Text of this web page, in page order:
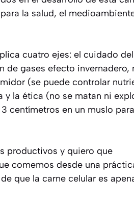
la salud, el
cuatro ejes: el cuidado del
de gases efecto invernadero,
(se puede controlar
y la ética (no se matan ni
centímetros en un muslo
productivos y quiero que
comemos desde una
que la carne celular es